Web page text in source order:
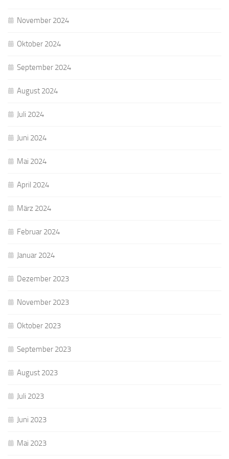
November 2024
Oktober 2024
September 2024
August 2024
Juli 2024
Juni 2024
Mai 2024
April 2024
März 2024
Februar 2024
Januar 2024
Dezember 2023
November 2023
Oktober 2023
September 2023
August 2023
Juli 2023
Juni 2023
Mai 2023